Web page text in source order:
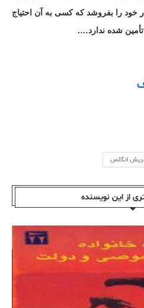
خود را بفروشد که کسی به آن احتیاج
شده ندارد….
انگلس
از این نویسندە